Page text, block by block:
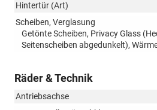
Hintertür (Art)
Scheiben, Verglasung
Getönte Scheiben, Privacy Glass
Seitenscheiben abgedunkelt),
Räder & Technik
Antriebsachse